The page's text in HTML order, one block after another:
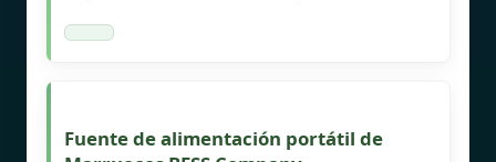
Fuente de alimentación portátil de